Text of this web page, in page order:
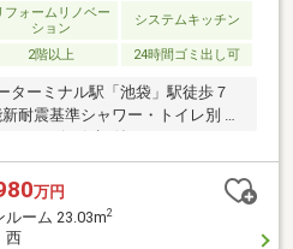
中無休!即日対応させていただ
プレゼントキャンペーン♪◆フジ
フォームリノベー
ション
システムキッチン
2階以上 24時間ゴミ出し可
ターミナル駅「池袋」駅徒歩７
耐震基準シャワー・トイレ別 室
シャワー室新規設置、トイレ交
新設、フローリング張替、クロス
デンス～ご所有不動産のご売却、
任せ下さい。■資金計画につい
万円
ルーム 23.03m2
西